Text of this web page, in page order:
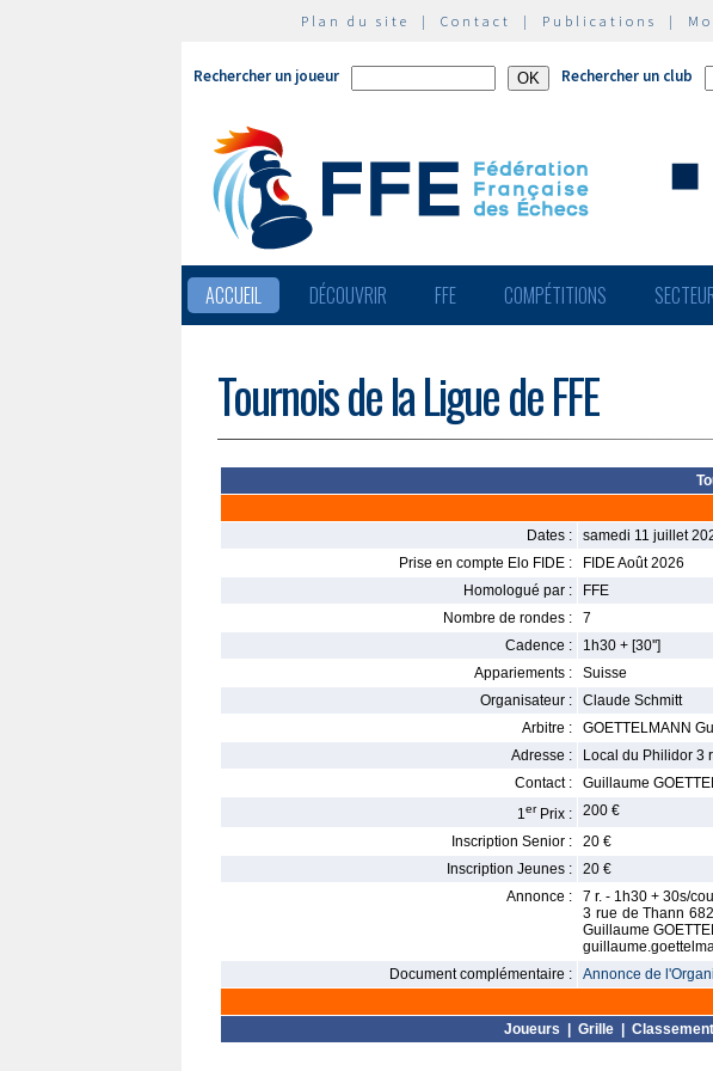
Plan du site | Contact | Publications |
Rechercher un joueur Rechercher un club
ACCUEIL DÉCOUVRIR FFE COMPÉTITIONS
Tournois de la Ligue de FFE
Dates :
samedi 11 juillet
Prise en compte Elo FIDE :
FIDE Août 2026
Homologué par :
FFE
Nombre de rondes :
7
Cadence :
1h30 + [30'']
Appariements :
Suisse
Organisateur :
Claude Schmitt
Arbitre :
GOETTELMANN
Adresse :
Local du Philidor 3
Contact :
Guillaume
1er Prix :
200 €
Inscription Senior :
20 €
Inscription Jeunes :
20 €
Annonce :
7 r. - 1h30 + 30s/
3 rue de Thann
Guillaume
Document complémentaire :
Annonce de
Joueurs Grille Classement